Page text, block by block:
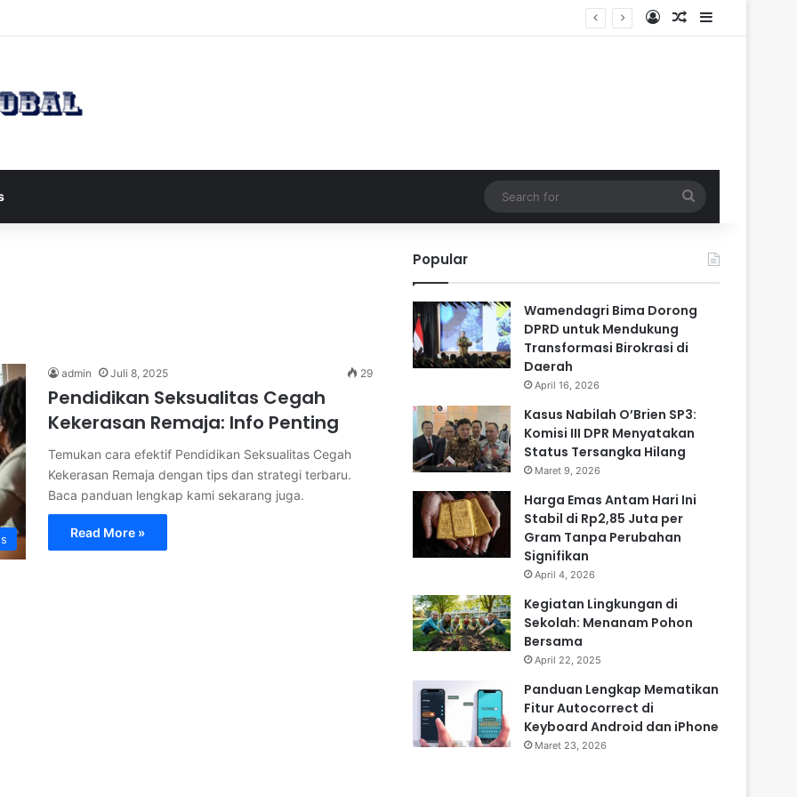
Log InRandom Article
Sidebar
for
admin Juli 8, 2025 29
Pendidikan Seksualitas Cegah
Kekerasan Remaja: Info Penting
Temukan cara efektif Pendidikan Seksualitas Cegah
Kekerasan Remaja dengan tips dan strategi terbaru.
Baca panduan lengkap kami sekarang juga.
Read More »
Popular
Wamendagri Bima Dorong
DPRD untuk Mendukung
Transformasi Birokrasi di
Daerah
April 16, 2026
Kasus Nabilah O’Brien SP3:
Komisi III DPR Menyatakan
Status Tersangka Hilang
Maret 9, 2026
Harga Emas Antam Hari Ini
Stabil di Rp2,85 Juta per
Gram Tanpa Perubahan
Signifikan
April 4, 2026
Kegiatan Lingkungan di
Sekolah: Menanam Pohon
Bersama
April 22, 2025
Panduan Lengkap Mematikan
Fitur Autocorrect di
Keyboard Android dan iPhone
Maret 23, 2026